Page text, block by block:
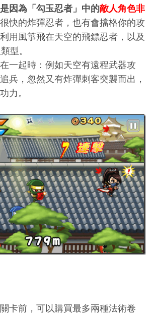
因為「勾玉忍者」中的敵人角色非
快的炸彈忍者，也有會擋格你的攻
用風箏飛在天空的飛鏢忍者，以及
型。
一起時：例如天空有遠程武器攻
兵，忽然又有炸彈刺客突襲而出，
力。
卡前，可以購買最多兩種法術卷